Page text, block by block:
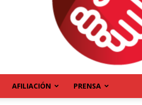
AFILIACIÓN PRENSA